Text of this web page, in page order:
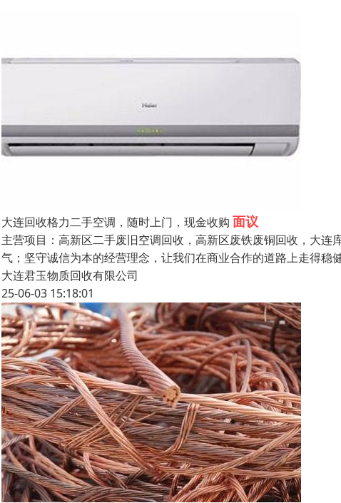
大连回收格力二手空调，随时上门，现金收购 面议
主营项目：高新区二手废旧空调回收，高新区废铁废铜回收，大
气；坚守诚信为本的经营理念，让我们在商业合作的道路上走得
大连君玉物质回收有限公司
25-06-03 15:18:01